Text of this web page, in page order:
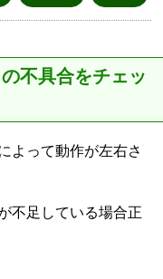
不具合をチェッ
よって動作が左右さ
不足している場合正